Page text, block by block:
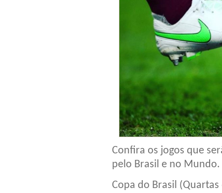
Confira os jogos que
pelo Brasil e no Mundo.
Copa do Brasil (Quartas